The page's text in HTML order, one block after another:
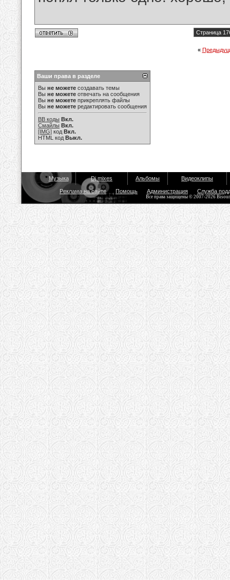
Страница
«
Ваши права в разделе
Вы не можете создавать темы
Вы не можете отвечать на сообщения
Вы не можете прикреплять файлы
Вы не можете редактировать сообщения
BB коды Вкл.
Смайлы Вкл.
[IMG] код Вкл.
HTML код Выкл.
Музыка Dj mixes Альбомы Видеоклипы
Реклама на сайте Помощь Администрация Служба
Все права защищены © 2007-2026